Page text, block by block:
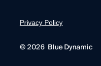
© 2026 Blue Dynamic
Privacy Policy